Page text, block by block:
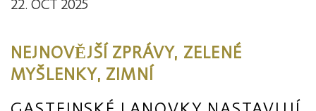
22. OCT 2025
NEJNOVĚJŠÍ ZPRÁVY, ZELENÉ
MYŠLENKY, ZIMNÍ